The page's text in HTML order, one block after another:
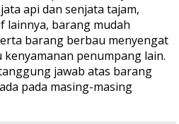
api dan senjata tajam,
lainnya, barang mudah
barang berbau menyengat
penumpang lain.
jawab atas barang
pada masing-masing